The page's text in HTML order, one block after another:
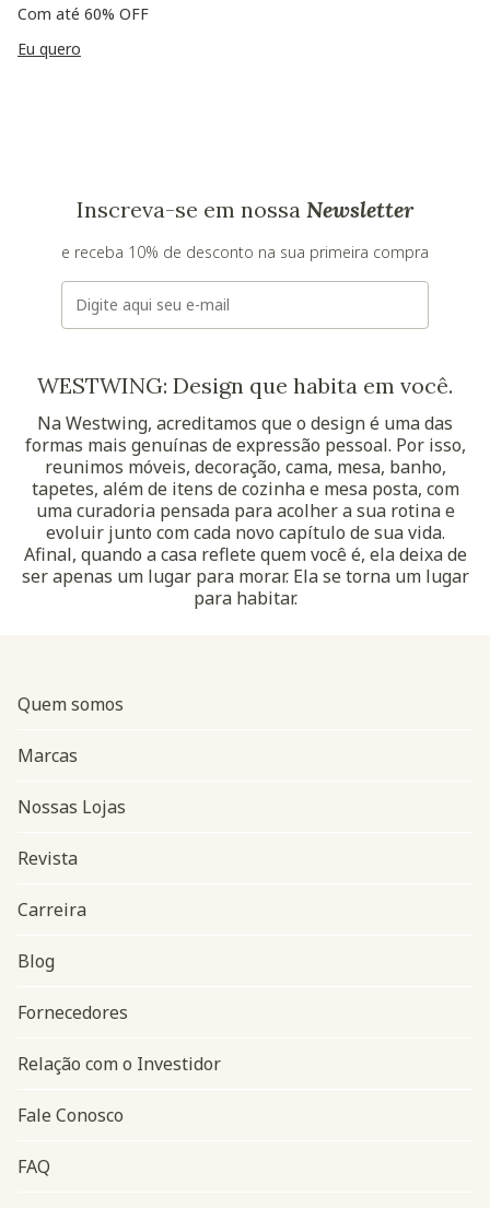
Com até 60% OFF
Eu quero
Inscreva-se em nossa Newsletter
e receba 10% de desconto na sua primeira compra
E-mail
WESTWING: Design que habita em você.
Na Westwing, acreditamos que o design é uma das
formas mais genuínas de expressão pessoal. Por isso,
reunimos móveis, decoração, cama, mesa, banho,
tapetes, além de itens de cozinha e mesa posta, com
uma curadoria pensada para acolher a sua rotina e
evoluir junto com cada novo capítulo de sua vida.
Afinal, quando a casa reflete quem você é, ela deixa de
ser apenas um lugar para morar. Ela se torna um lugar
para habitar.
Navegação do rodapé
Quem somos
Marcas
Nossas Lojas
Revista
Carreira
Blog
Fornecedores
Relação com o Investidor
Fale Conosco
FAQ